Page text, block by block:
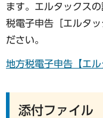
ます。エルタックス
税電子申告［エルタ
ださい。
地方税電子申告【エ
添付ファイル